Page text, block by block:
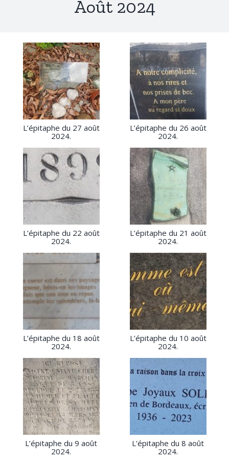
Août 2024
L’épitaphe du 27 août
2024.
L’épitaphe du 26 août
2024.
L’épitaphe du 22 août
2024.
L’épitaphe du 21 août
2024.
L’épitaphe du 18 août
2024.
L’épitaphe du 10 août
2024.
L’épitaphe du 9 août
2024.
L’épitaphe du 8 août
2024.